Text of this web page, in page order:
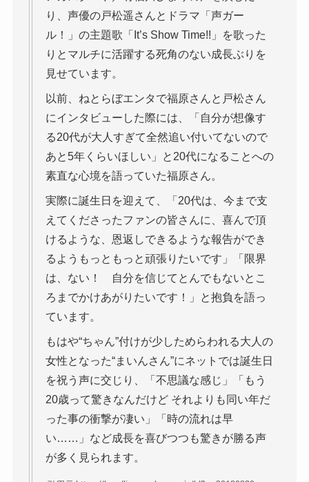
り、声優の戸松遥さんとドラマ「声ガー
ル！」の主題歌「It’s Show Time!!」を歌った
りとマルチに活躍する死角のない成長ぶりを
見せています。
以前、ねとらぼエンタで福原さんと戸松さん
にインタビューした際には、「自分が想像す
る20代が大人すぎて全然追い付いてないので
あと5年くらいほしい」と20代になることへの
素直な心境を語っていた福原さん。
実際に誕生日を迎えて、「20代は、今まで支
えてくださったファンの皆さんに、喜んで頂
けるような、恩返しできるような報告ができ
るようもっともっと頑張りたいです」「限界
は、ない！ 自分を信じてとんでもないとこ
ろまでかけあがりたいです！」と抱負を語っ
ています。
もはや“ちゃん”付けが少しためらわれる大人の
女性となった“まいんさん”にネットでは誕生日
を祝う声に交じり、「不思議な感じ」「もう
20歳って驚きなんだけど それよりも同い年だ
った事の衝撃が凄い」「時の流れは早
い……」など成長を喜びつつも驚きが勝る声
が多く見られます。